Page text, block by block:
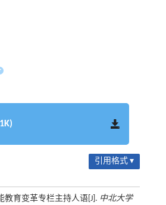
引用格式 ▾
教育变革专栏主持人语[J]. 中北大学